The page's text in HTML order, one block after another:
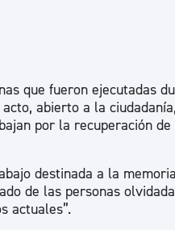
Administración municipal
Tablón de anuncios oficiales
Calendario fiscal
que fueron ejecutadas
abierto a la ciudadanía,
por la recuperación de
destinada a la
de las personas
actuales”.